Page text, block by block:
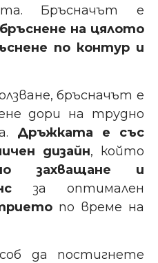
Бръсначът е
на цялото
по контур и
бръсначът е
дори на трудно
Дръжката е със
дизайн, който
захващане и
за оптимален
по време на
да постигнете